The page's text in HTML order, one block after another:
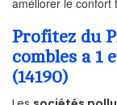
améliorer le confort
Profitez du
combles a 1
(14190)